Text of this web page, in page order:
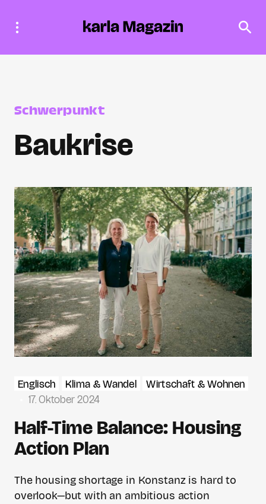
Schwerpunkt
Baukrise
Englisch Klima & Wandel
Wirtschaft & Wohnen
17. Oktober 2024
Half-Time Balance: Housing
Action Plan
The housing shortage in Konstanz is hard to
overlook—but with an ambitious action